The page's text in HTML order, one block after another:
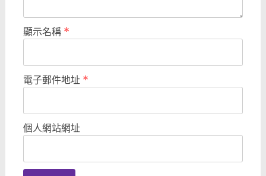
顯示名稱 *
電子郵件地址 *
個人網站網址